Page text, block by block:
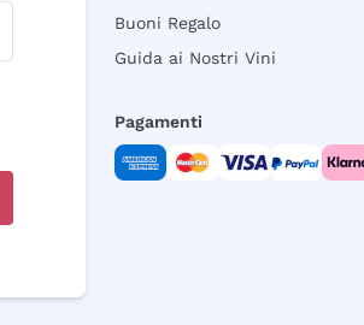
Buoni Regalo
Guida ai Nostri Vini
Pagamenti